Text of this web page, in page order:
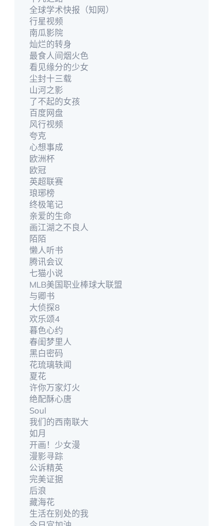
全球学术快报（知网）
行星视频
南瓜影院
灿烂的转身
最食人间烟火色
看见缘分的少女
尘封十三载
山河之影
了不起的女孩
百度网盘
风行视频
夸克
心想事成
欧洲杯
欧冠
英超联赛
琅琊榜
终极笔记
亲爱的生命
画江湖之不良人
陌陌
懒人听书
腾讯会议
七猫小说
MLB美国职业棒球大联盟
与卿书
大侦探8
欢乐颂4
暮色心约
春闺梦里人
黑白密码
花琉璃轶闻
夏花
许你万家灯火
绝配酥心唐
Soul
我们的西南联大
如月
开画！少女漫
漫影寻踪
公诉精英
完美证据
后浪
藏海花
生活在别处的我